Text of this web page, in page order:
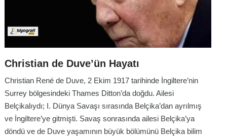
Christian de Duve’ün Hayatı
Christian René de Duve, 2 Ekim 1917 tarihinde İngiltere’nin
Surrey bölgesindeki Thames Ditton’da doğdu. Ailesi
Belçikalıydı; I. Dünya Savaşı sırasında Belçika’dan ayrılmış
ve İngiltere’ye gitmişti. Savaş sonrasında ailesi Belçika’ya
döndü ve de Duve yaşamının büyük bölümünü Belçika bilim